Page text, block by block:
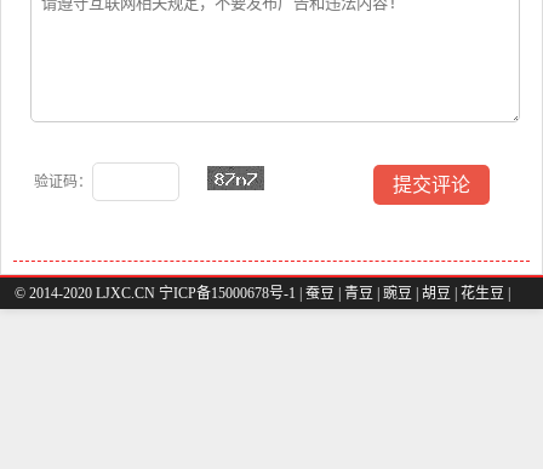
验证码：
© 2014-2020 LJXC.CN 宁ICP备15000678号-1 | 蚕豆 青豆 豌豆 胡豆 花生豆